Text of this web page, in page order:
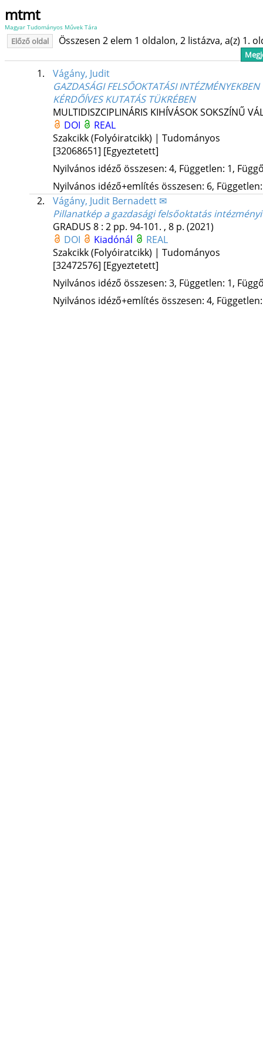
mtmt
Magyar Tudományos Művek Tára
Előző oldal Összesen 2 elem 1 oldalon, 2 listázva, a(z) 1.
1.
Vágány, Judit
GAZDASÁGI FELSŐOKTATÁSI
KÉRDŐÍVES KUTATÁS TÜKRÉBEN
MULTIDISZCIPLINÁRIS KIHÍVÁSOK SOKSZÍNŰ
DOI
REAL
Szakcikk (Folyóiratcikk) | Tudományos
[32068651] [Egyeztetett]
Nyilvános idéző összesen: 4, Független: 1,
Nyilvános idéző+említés összesen: 6,
2.
Vágány, Judit Bernadett ✉
Pillanatkép a gazdasági felsőoktatás
GRADUS 8: 2 pp. 94-101. , 8 p. (2021)
DOI
Kiadónál
REAL
Szakcikk (Folyóiratcikk) | Tudományos
[32472576] [Egyeztetett]
Nyilvános idéző összesen: 3, Független: 1,
Nyilvános idéző+említés összesen: 4,